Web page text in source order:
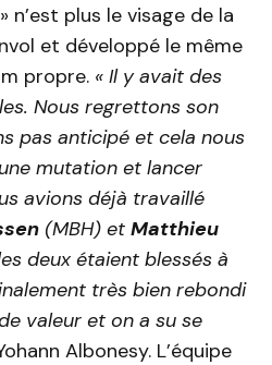
n’est plus le visage de la
et développé le même
propre. « Il y avait des
Nous regrettons son
pas anticipé et cela nous
mutation et lancer
avions déjà travaillé
(MBH) et Matthieu
deux étaient blessés à
très bien rebondi
valeur et on a su se
Albonesy. L’équipe